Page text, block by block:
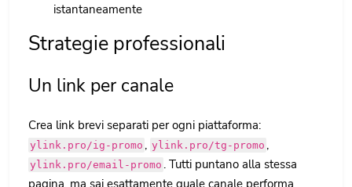
istantaneamente
Strategie professionali
Un link per canale
Crea link brevi separati per ogni piattaforma:
ylink.pro/ig-promo , ylink.pro/tg-promo ,
ylink.pro/email-promo . Tutti puntano alla stessa
pagina, ma sai esattamente quale canale performa